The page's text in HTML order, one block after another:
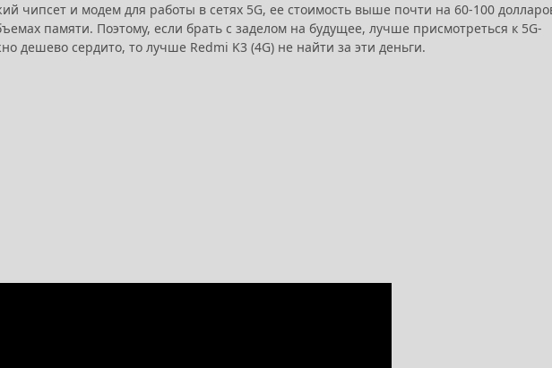
чипсет и модем для работы в сетях 5G, ее стоимость выше почти на 60-100
памяти. Поэтому, если брать с заделом на будущее, лучше присмотреться к 5G-
дешево сердито, то лучше Redmi K3 (4G) не найти за эти деньги.